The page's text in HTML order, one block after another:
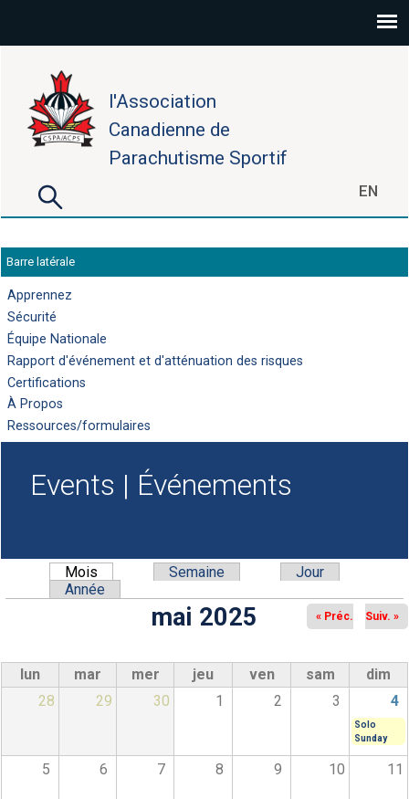
l'Association
Canadienne de
Parachutisme Sportif
EN
Formulaire de recherche
Rechercher
Barre latérale
Apprennez
Sécurité
Équipe Nationale
Rapport d'événement et d'atténuation des risques
Certifications
À Propos
Ressources/formulaires
Events | Événements
Onglets principaux
Mois (onglet actif)Semaine
Jour
Année
mai 2025 « Préc. Suiv. »
lun mar mer jeu ven sam
dim
28
29 30 1 2 3 4
Solo
Sunday
5 6 7 8 9 10 11